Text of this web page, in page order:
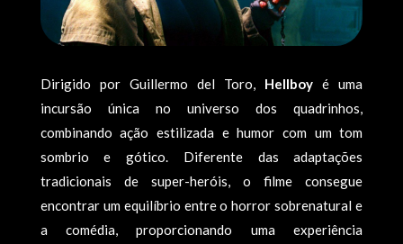
Dirigido por Guillermo del Toro, Hellboy é uma
incursão única no universo dos quadrinhos,
combinando ação estilizada e humor com um tom
sombrio e gótico. Diferente das adaptações
tradicionais de super-heróis, o filme consegue
encontrar um equilíbrio entre o horror sobrenatural e
a comédia, proporcionando uma experiência